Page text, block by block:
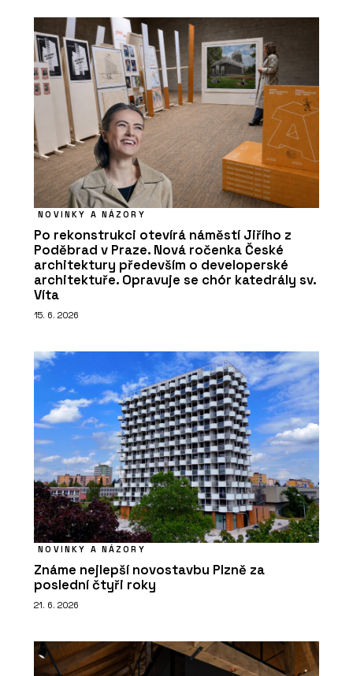
NOVINKY A NÁZORY
Po rekonstrukci otevírá náměstí Jiřího z
Poděbrad v Praze. Nová ročenka České
architektury především o developerské
architektuře. Opravuje se chór katedrály sv.
Víta
15. 6. 2026
NOVINKY A NÁZORY
Známe nejlepší novostavbu Plzně za
poslední čtyři roky
21. 6. 2026